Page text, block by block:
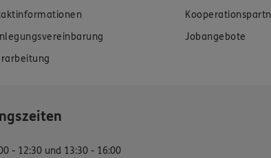
Jobangebote
- 12:30 und 13:30 - 16:00